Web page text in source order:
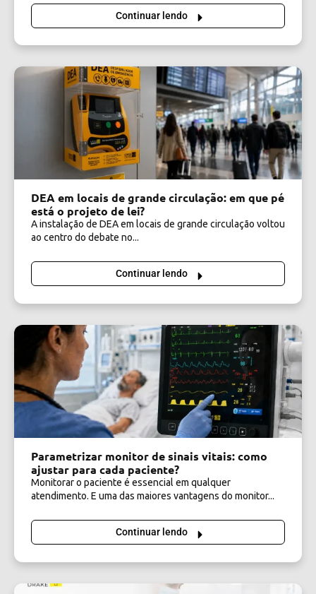
Continuar lendo
DEA em locais de grande circulação: em que pé
está o projeto de lei?
A instalação de DEA em locais de grande circulação voltou
ao centro do debate no...
Continuar lendo
Parametrizar monitor de sinais vitais: como
ajustar para cada paciente?
Monitorar o paciente é essencial em qualquer
atendimento. E uma das maiores vantagens do monitor...
Continuar lendo